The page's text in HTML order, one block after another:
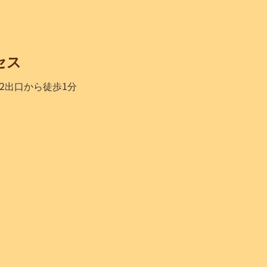
ス
出口から徒歩1分